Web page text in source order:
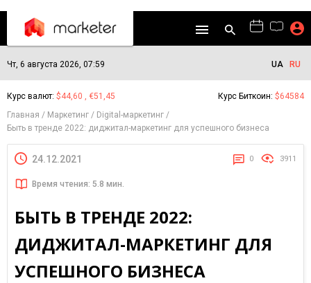
Чт, 6 августа 2026, 07:59 UA RU
Курс валют: $44,60 , €51,45 Курс Биткоин: $64584
Главная
Маркетинг
Digital-маркетинг
Быть в тренде 2022: диджитал-маркетинг для успешного бизнеса
24.12.2021 0 3911
Время чтения: 5.8 мин.
БЫТЬ В ТРЕНДЕ 2022:
ДИДЖИТАЛ-МАРКЕТИНГ ДЛЯ
УСПЕШНОГО БИЗНЕСА